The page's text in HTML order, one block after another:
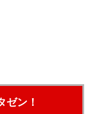
ゼン！